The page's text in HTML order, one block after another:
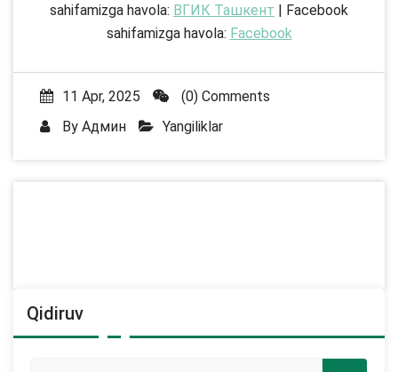
sahifamizga havola: ВГИК Ташкент | Facebook
sahifamizga havola: Facebook
11 Apr, 2025
(0) Comments
By Админ Yangiliklar
Qidiruv